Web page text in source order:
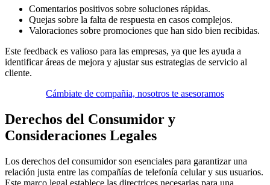
Comentarios positivos sobre soluciones rápidas.
Quejas sobre la falta de respuesta en casos complejos.
Valoraciones sobre promociones que han sido bien recibidas.
Este feedback es valioso para las empresas, ya que les ayuda a
identificar áreas de mejora y ajustar sus estrategias de servicio al
cliente.
Cámbiate de compañia, nosotros te asesoramos
Derechos del Consumidor y
Consideraciones Legales
Los derechos del consumidor son esenciales para garantizar una
relación justa entre las compañías de telefonía celular y sus usuarios.
Este marco legal establece las directrices necesarias para una